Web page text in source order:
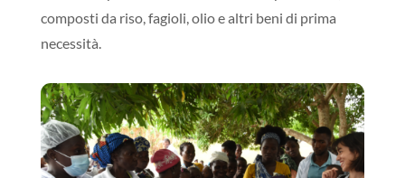
composti da riso, fagioli, olio e altri beni di prima
necessità.